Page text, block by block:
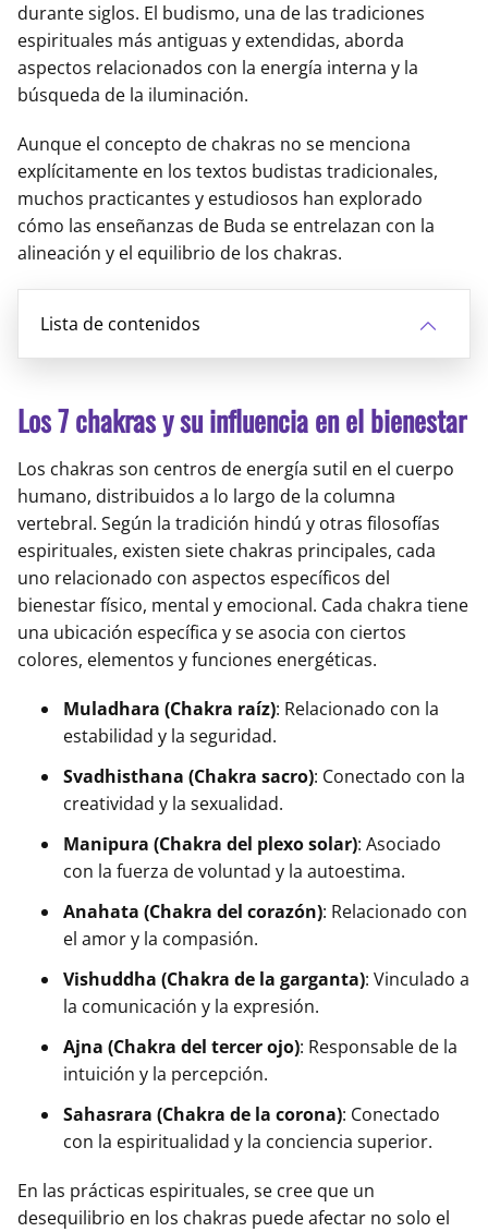
durante siglos. El budismo, una de las tradiciones
espirituales más antiguas y extendidas, aborda
aspectos relacionados con la energía interna y la
búsqueda de la iluminación.
Aunque el concepto de chakras no se menciona
explícitamente en los textos budistas tradicionales,
muchos practicantes y estudiosos han explorado
cómo las enseñanzas de Buda se entrelazan con la
alineación y el equilibrio de los chakras.
Lista de contenidos
Los 7 chakras y su influencia en el bienestar
Los chakras son centros de energía sutil en el cuerpo
humano, distribuidos a lo largo de la columna
vertebral. Según la tradición hindú y otras filosofías
espirituales, existen siete chakras principales, cada
uno relacionado con aspectos específicos del
bienestar físico, mental y emocional. Cada chakra tiene
una ubicación específica y se asocia con ciertos
colores, elementos y funciones energéticas.
Muladhara (Chakra raíz): Relacionado con la
estabilidad y la seguridad.
Svadhisthana (Chakra sacro): Conectado con la
creatividad y la sexualidad.
Manipura (Chakra del plexo solar): Asociado
con la fuerza de voluntad y la autoestima.
Anahata (Chakra del corazón): Relacionado con
el amor y la compasión.
Vishuddha (Chakra de la garganta): Vinculado a
la comunicación y la expresión.
Ajna (Chakra del tercer ojo): Responsable de la
intuición y la percepción.
Sahasrara (Chakra de la corona): Conectado
con la espiritualidad y la conciencia superior.
En las prácticas espirituales, se cree que un
desequilibrio en los chakras puede afectar no solo el